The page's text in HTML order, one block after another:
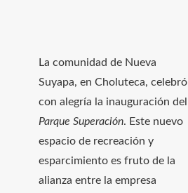
La comunidad de Nueva
Suyapa, en Choluteca, celebró
con alegría la inauguración del
Parque Superación. Este nuevo
espacio de recreación y
esparcimiento es fruto de la
alianza entre la empresa